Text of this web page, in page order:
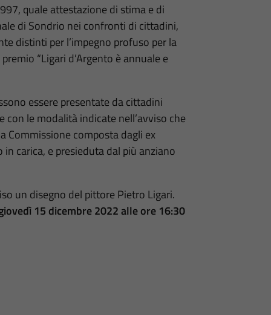
quale attestazione di stima e di
di Sondrio nei confronti di cittadini,
distinti per l’impegno profuso per la
“Ligari d’Argento è annuale e
essere presentate da cittadini
le modalità indicate nell’avviso che
Commissione composta dagli ex
carica, e presieduta dal più anziano
un disegno del pittore Pietro Ligari.
15 dicembre 2022 alle ore 16:30